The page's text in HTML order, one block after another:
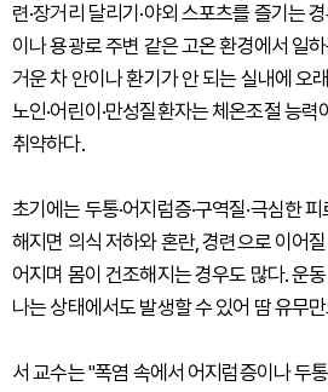
련·장거리 달리기·야외 스포츠를 즐기는
이나 용광로 주변 같은 고온 환경에서 일
거운 차 안이나 환기가 안 되는 실내에 오
노인·어린이·만성질환자는 체온조절 능
취약하다.
초기에는 두통·어지럼증·구역질·극심한
해지면 의식 저하와 혼란, 경련으로 이어
어지며 몸이 건조해지는 경우도 많다. 운
나는 상태에서도 발생할 수 있어 땀 유무
서 교수는 "폭염 속에서 어지럼증이나 두